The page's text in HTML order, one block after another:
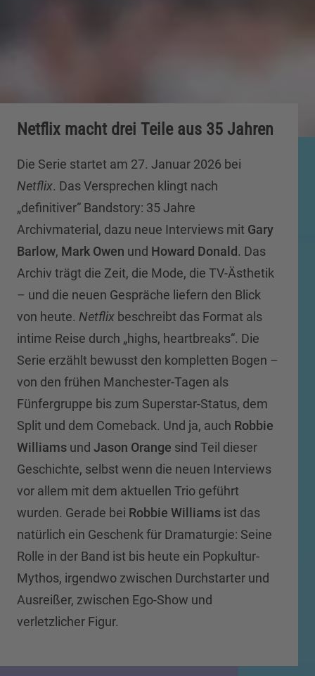
Netflix macht drei Teile aus 35 Jahren
Die Serie startet am 27. Januar 2026 bei
Netflix. Das Versprechen klingt nach
„definitiver“ Bandstory: 35 Jahre
Archivmaterial, dazu neue Interviews mit Gary
Barlow, Mark Owen und Howard Donald. Das
Archiv trägt die Zeit, die Mode, die TV-Ästhetik
– und die neuen Gespräche liefern den Blick
von heute. Netflix beschreibt das Format als
intime Reise durch „highs, heartbreaks“. Die
Serie erzählt bewusst den kompletten Bogen –
von den frühen Manchester-Tagen als
Fünfergruppe bis zum Superstar-Status, dem
Split und dem Comeback. Und ja, auch Robbie
Williams und Jason Orange sind Teil dieser
Geschichte, selbst wenn die neuen Interviews
vor allem mit dem aktuellen Trio geführt
wurden. Gerade bei Robbie Williams ist das
natürlich ein Geschenk für Dramaturgie: Seine
Rolle in der Band ist bis heute ein Popkultur-
Mythos, irgendwo zwischen Durchstarter und
Ausreißer, zwischen Ego-Show und
verletzlicher Figur.